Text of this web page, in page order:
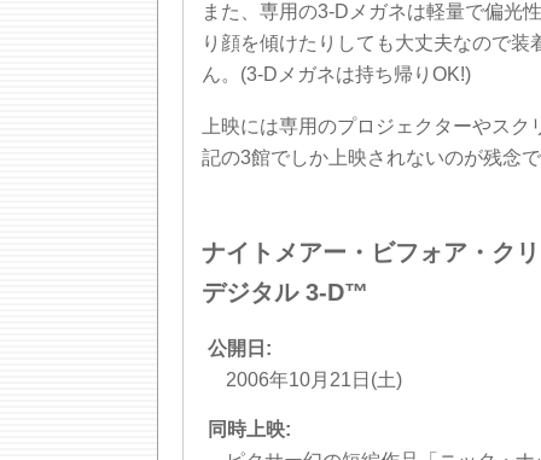
また、専用の3-Dメガネは軽量で偏光
り顔を傾けたりしても大丈夫なので装
ん。(3-Dメガネは持ち帰りOK!)
上映には専用のプロジェクターやス
記の3館でしか上映されないのが残念
ナイトメアー・ビフォア・ク
デジタル 3-D™
公開日:
2006年10月21日(土)
同時上映: